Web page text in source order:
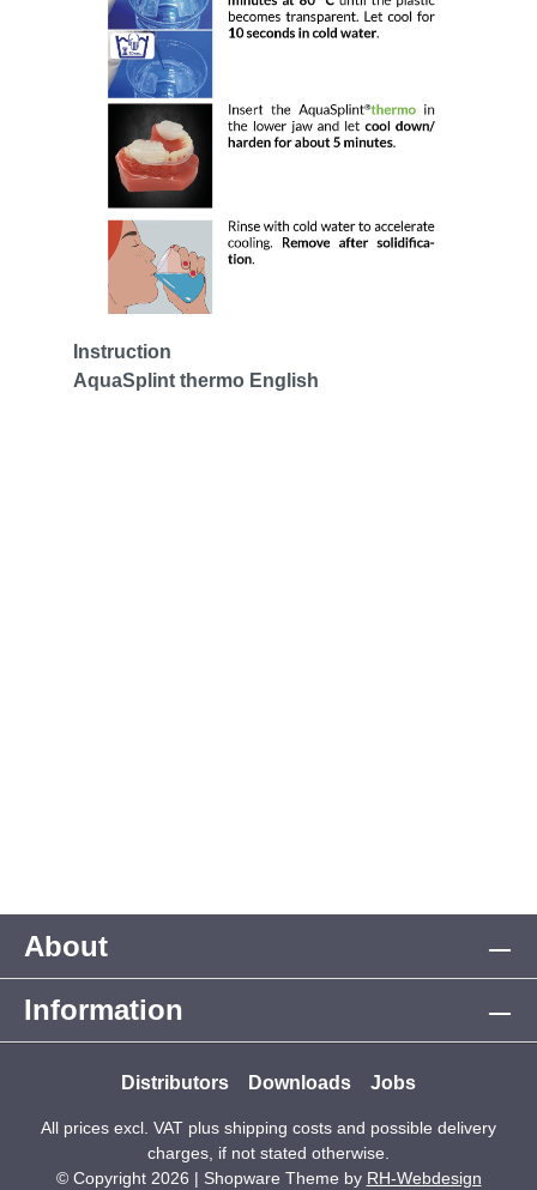
Instruction
AquaSplint thermo English
About
Information
Distributors Downloads Jobs
All prices excl. VAT plus shipping costs and possible delivery
charges, if not stated otherwise.
© Copyright 2026 | Shopware Theme by RH-Webdesign